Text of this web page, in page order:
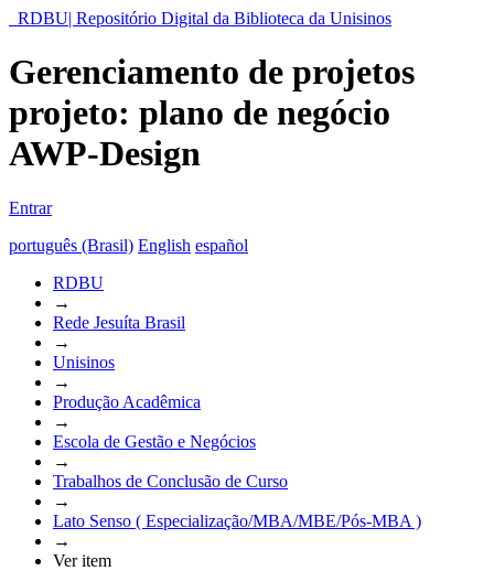
RDBU| Repositório Digital da Biblioteca da Unisinos
Gerenciamento de projetos
projeto: plano de negócio
AWP-Design
Entrar
português (Brasil) English español
RDBU
→
Rede Jesuíta Brasil
→
Unisinos
→
Produção Acadêmica
→
Escola de Gestão e Negócios
→
Trabalhos de Conclusão de Curso
→
Lato Senso ( Especialização/MBA/MBE/Pós-MBA )
→
Ver item